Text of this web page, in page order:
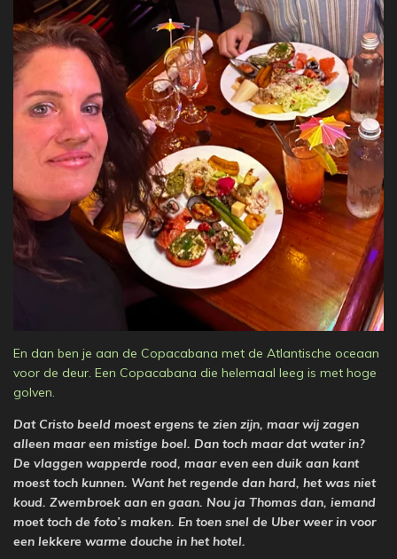
En dan ben je aan de Copacabana met de Atlantische oceaan
voor de deur. Een Copacabana die helemaal leeg is met hoge
golven.
Dat Cristo beeld moest ergens te zien zijn, maar wij zagen
alleen maar een mistige boel. Dan toch maar dat water in?
De vlaggen wapperde rood, maar even een duik aan kant
moest toch kunnen. Want het regende dan hard, het was niet
koud. Zwembroek aan en gaan. Nou ja Thomas dan, iemand
moet toch de foto’s maken. En toen snel de Uber weer in voor
een lekkere warme douche in het hotel.